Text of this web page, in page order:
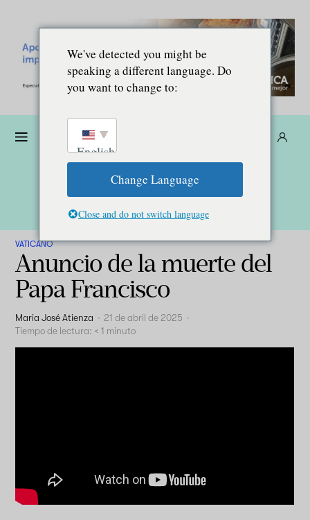
VATICANO
Anuncio de la muerte del
Papa Francisco
Maria José Atienza · 21 de abril de 2025 ·
Tiempo de lectura: < 1 minuto
We've detected you might be
speaking a different language. Do
you want to change to:
English
Change Language
Close and do not switch language